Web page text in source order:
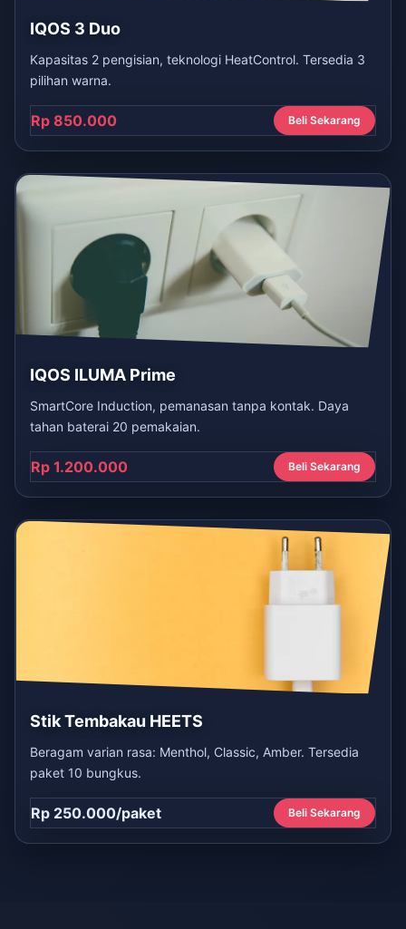
IQOS 3 Duo
Kapasitas 2 pengisian, teknologi HeatControl. Tersedia 3
pilihan warna.
Rp 850.000 Beli Sekarang
IQOS ILUMA Prime
SmartCore Induction, pemanasan tanpa kontak. Daya
tahan baterai 20 pemakaian.
Rp 1.200.000 Beli Sekarang
Stik Tembakau HEETS
Beragam varian rasa: Menthol, Classic, Amber. Tersedia
paket 10 bungkus.
Rp 250.000/paket Beli Sekarang